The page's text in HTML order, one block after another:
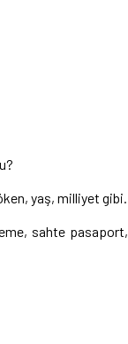
yaş, milliyet gibi.
sahte pasaport,